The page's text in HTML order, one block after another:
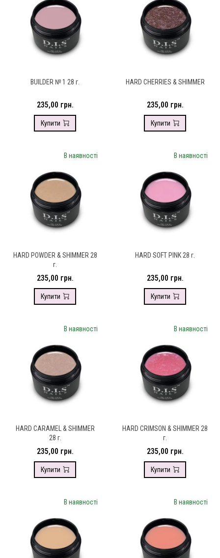
BUILDER № 1 28 г.
235,00 грн.
Купити
HARD CHERRIES & SHIMMER
235,00 грн.
Купити
В наявності
HARD POWDER & SHIMMER 28
г.
235,00 грн.
Купити
В наявності
HARD SOFT PINK 28 г.
235,00 грн.
Купити
В наявності
HARD CARAMEL & SHIMMER
28 г.
235,00 грн.
Купити
В наявності
HARD CRIMSON & SHIMMER 28
г.
235,00 грн.
Купити
В наявності В наявності